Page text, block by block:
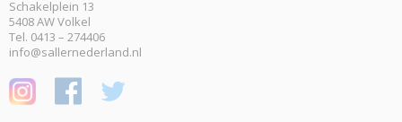
Schakelplein 13
5408 AW Volkel
Tel. 0413 – 274406
info@sallernederland.nl